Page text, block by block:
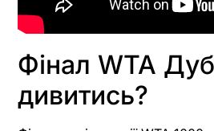
Фінал WTA
дивитись?